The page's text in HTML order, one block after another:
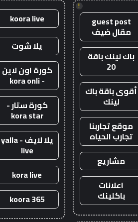
!
guest post
مقال ضيف
باك لينك باقة
20
أقوى باقة باك
لينك
موقع تجاربنا
تجارب الحياه
مشاريع
اعلانات
باكلينك
koora live
يلا شوت
كورة اون لاين
- kora onli
كورة ستار -
kora star
يلا لايف - yalla
live
kora live
koora 365